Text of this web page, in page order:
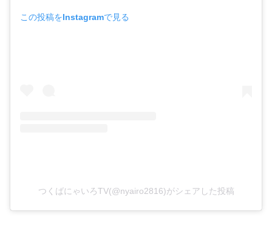
この投稿をInstagramで見る
つくばにゃいろTV(@nyairo2816)がシェアした投稿